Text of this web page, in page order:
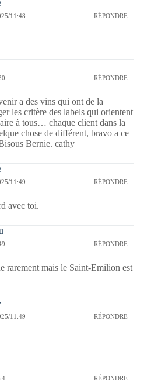
11:48 RÉPONDRE
RÉPONDRE
a des vins qui ont de la
les critère des labels qui orientent
à tous… chaque client dans la
chose de différent, bravo a ce
Bernie. cathy
11:49 RÉPONDRE
avec toi.
RÉPONDRE
rarement mais le Saint-Emilion est
11:49 RÉPONDRE
RÉPONDRE